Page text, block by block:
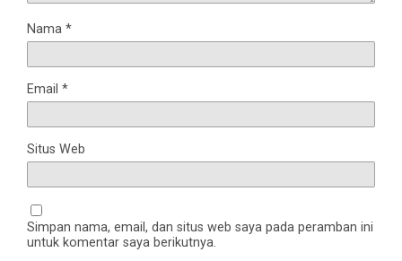
Nama *
Email *
Situs Web
Simpan nama, email, dan situs web saya pada peramban ini
untuk komentar saya berikutnya.